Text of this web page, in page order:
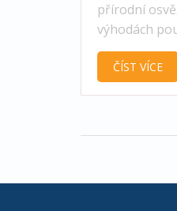
přírodní
výhodách
načerpáte
objevíte
ČÍST VÍCE